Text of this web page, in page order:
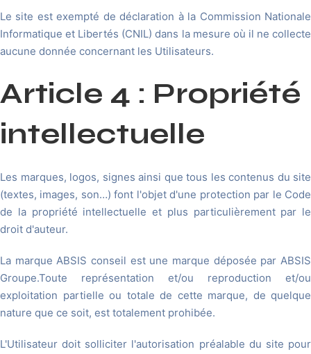
Le site est exempté de déclaration à la Commission Nationale
Informatique et Libertés (CNIL) dans la mesure où il ne collecte
aucune donnée concernant les Utilisateurs.
Article 4 : Propriété
intellectuelle
Les marques, logos, signes ainsi que tous les contenus du site
(textes, images, son…) font l'objet d'une protection par le Code
de la propriété intellectuelle et plus particulièrement par le
droit d'auteur.
La marque ABSIS conseil est une marque déposée par ABSIS
Groupe.Toute représentation et/ou reproduction et/ou
exploitation partielle ou totale de cette marque, de quelque
nature que ce soit, est totalement prohibée.
L'Utilisateur doit solliciter l'autorisation préalable du site pour